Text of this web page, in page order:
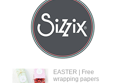
EASTER | Free
wrapping papers